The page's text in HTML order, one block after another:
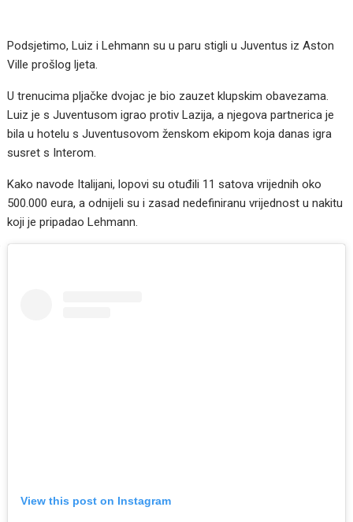
Podsjetimo, Luiz i Lehmann su u paru stigli u Juventus iz Aston
Ville prošlog ljeta.
U trenucima pljačke dvojac je bio zauzet klupskim obavezama.
Luiz je s Juventusom igrao protiv Lazija, a njegova partnerica je
bila u hotelu s Juventusovom ženskom ekipom koja danas igra
susret s Interom.
Kako navode Italijani, lopovi su otuđili 11 satova vrijednih oko
500.000 eura, a odnijeli su i zasad nedefiniranu vrijednost u nakitu
koji je pripadao Lehmann.
View this post on Instagram